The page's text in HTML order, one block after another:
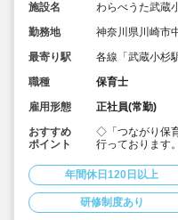
施設名
わらべうた武蔵
勤務地
神奈川県川崎市
最寄り駅
各線「武蔵小杉
職種
保育士
雇用形態
正社員(常勤)
おすすめ
ポイント
◇「つながり保
行っております。
あり♪
◇残業ゼロ推進 /
支給！
◇年間休日123日
年間休日120日以上
研修制度あり